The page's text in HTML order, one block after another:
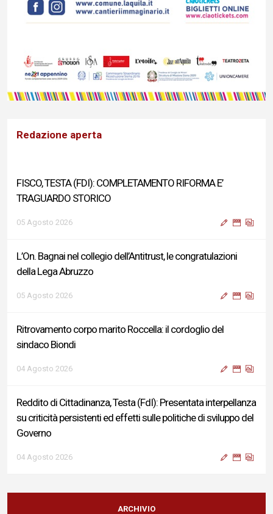
Redazione aperta
FISCO, TESTA (FDI): COMPLETAMENTO RIFORMA E’
TRAGUARDO STORICO
05 Agosto 2026
L’On. Bagnai nel collegio dell’Antitrust, le congratulazioni
della Lega Abruzzo
05 Agosto 2026
Ritrovamento corpo marito Roccella: il cordoglio del
sindaco Biondi
04 Agosto 2026
Reddito di Cittadinanza, Testa (FdI): Presentata interpellanza
su criticità persistenti ed effetti sulle politiche di sviluppo del
Governo
04 Agosto 2026
Sigismondi, Liris e Testa: “Profondo cordoglio e vicinanza al
Ministro Roccella e alla sua famiglia”
ARCHIVIO